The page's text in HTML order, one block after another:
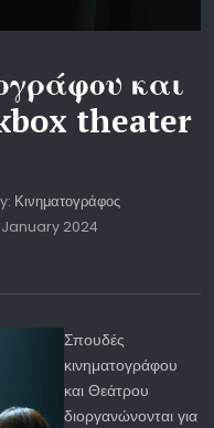
και
theater
Κινηματογράφος
January 2024
Σπουδές
κινηματογράφου
και Θεάτρου
διοργανώνονται για